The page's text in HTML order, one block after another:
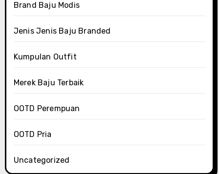
Brand Baju Modis
Jenis Jenis Baju Branded
Kumpulan Outfit
Merek Baju Terbaik
OOTD Perempuan
OOTD Pria
Uncategorized